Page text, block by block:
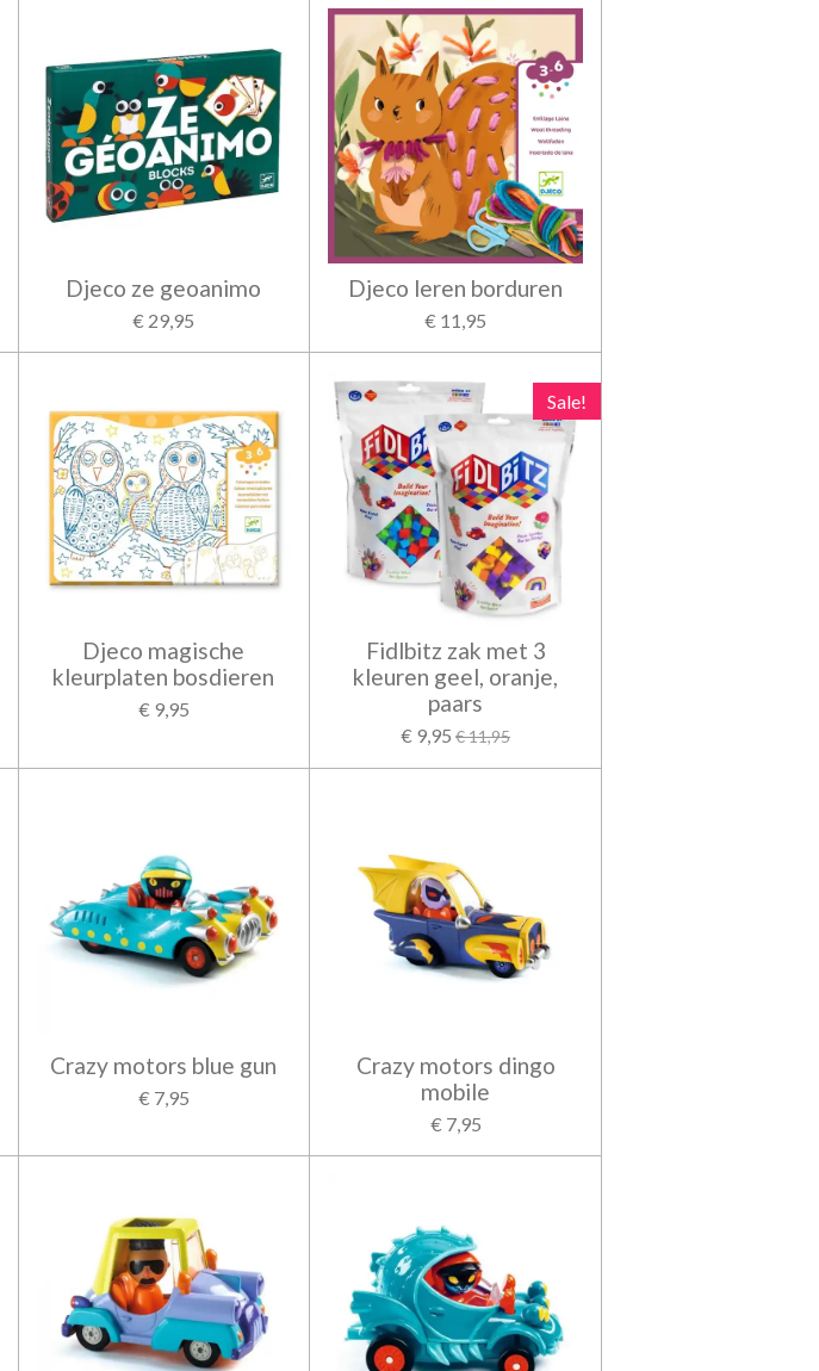
Djeco ze geoanimo
€ 29,95
Djeco leren borduren
€ 11,95
Djeco magische
kleurplaten bosdieren
€ 9,95
Sale!
Fidlbitz zak met 3
kleuren geel, oranje,
paars
€ 9,95 € 11,95
Crazy motors blue gun
€ 7,95
Crazy motors dingo
mobile
€ 7,95